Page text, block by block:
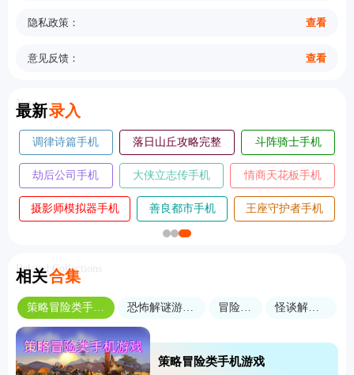
隐私政策： 查看
意见反馈： 查看
最新录入
New
调律诗篇手机
版
落日山丘攻略完整
版
斗阵骑士手机
版
劫后公司手机
版
大侠立志传手机
版
情商天花板手机
版
摄影师模拟器手机
善良都市手机
版
王座守护者手机
相关合集
Related Collections
策略冒险类手机游戏 恐怖解谜游戏合集 冒险解谜 怪谈解谜游戏
策略冒险类手机游戏